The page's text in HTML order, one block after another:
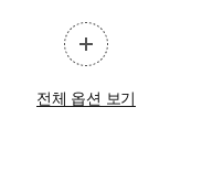
전체 옵션 보기